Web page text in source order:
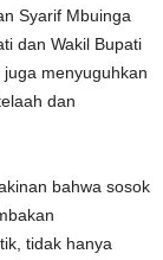
Syarif Mbuinga
dan Wakil Bupati
menyuguhkan
dan
bahwa sosok
tidak hanya